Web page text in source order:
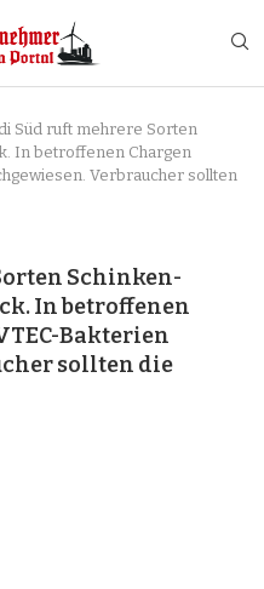
Süd ruft mehrere Sorten
In betroffenen Chargen
Verbraucher sollten
Schinken-
In betroffenen
Bakterien
sollten die